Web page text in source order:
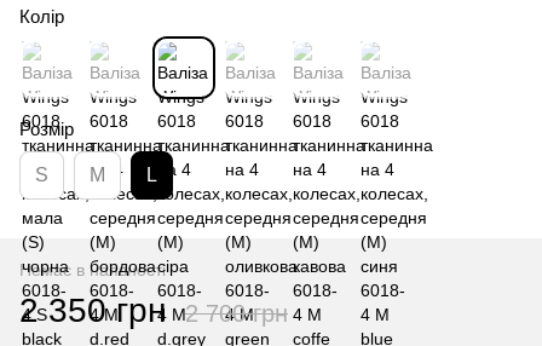
Колір
Розмір
S M L
Немає в наявності
2 350 грн 2 700 грн